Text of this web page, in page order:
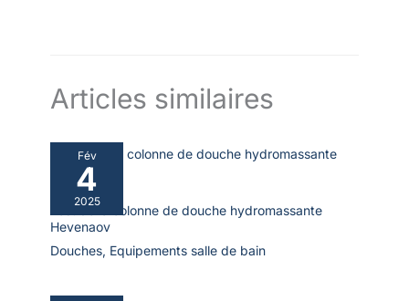
Articles similaires
Fév
4
2025
Test de la colonne de douche hydromassante
Hevenaov
Douches, Equipements salle de bain